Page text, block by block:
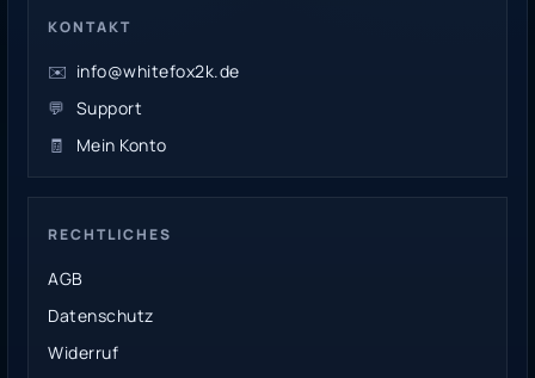
KONTAKT
✉️ info@whitefox2k.de
💬 Support
🧾
Mein Konto
RECHTLICHES
AGB
Datenschutz
Widerruf